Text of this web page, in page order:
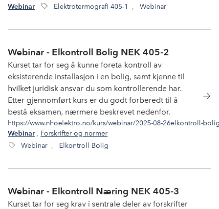
Webinar Elektrotermografi 405-1 , Webinar
Webinar - Elkontroll Bolig NEK 405-2
Kurset tar for seg å kunne foreta kontroll av
eksisterende installasjon i en bolig, samt kjenne til
hvilket juridisk ansvar du som kontrollerende har.
Etter gjennomført kurs er du godt forberedt til å
bestå eksamen, nærmere beskrevet nedenfor.
https://www.nhoelektro.no/kurs/webinar/2025-08-26elkontroll-
Webinar , Forskrifter og normer
Webinar , Elkontroll Bolig
Webinar - Elkontroll Næring NEK 405-3
Kurset tar for seg krav i sentrale deler av forskrifter